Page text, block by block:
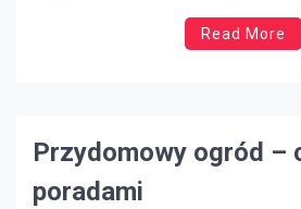
bezpośrednią. Niestety w obu
bardzo długo ( nawet miesiące lub
Read More
Przydomowy ogród –
poradami